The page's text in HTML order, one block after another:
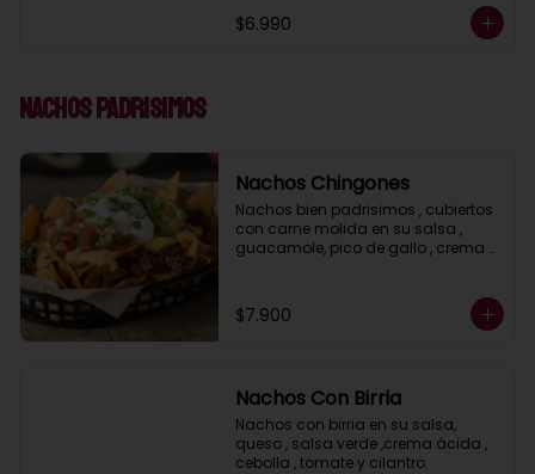
$6.990
Nachos Padrisimos
Nachos Chingones
Nachos bien padrisimos , cubiertos
con carne molida en su salsa ,
guacamole, pico de gallo , crema
$7.900
Nachos Con Birria
Nachos con birria en su salsa,
queso , salsa verde ,crema ácida ,
cebolla , tomate y cilantro.